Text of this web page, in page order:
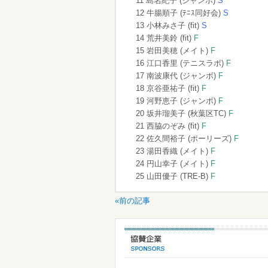
12 牛腸順子 (ﾃﾆｽ同好会) S
13 小林みさ子 (fit) S
14 荒井美鈴 (fit) F
15 岩田美穂 (メイト) F
16 江口香里 (テニスラボ) F
17 南波康代 (ジャンボ) F
18 京谷亜祐子 (fit) F
19 河野恵子 (ジャンボ) F
20 坂井瑠美子 (秋葉区TC) F
21 西脇のぞみ (fit) F
22 佐久間裕子 (ポーリーズ) F
23 湯田香織 (メイト) F
24 円山幸子 (メイト) F
25 山田優子 (TRE-B) F
«前の記事